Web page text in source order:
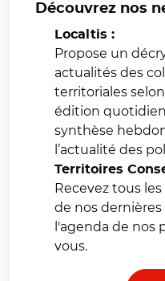
Découvrez nos
Localtis :
Propose un
actualités des
territoriales
édition
synthèse
l’actualité des
Territoires
Recevez tous
de nos
l'agenda de nos
vous.